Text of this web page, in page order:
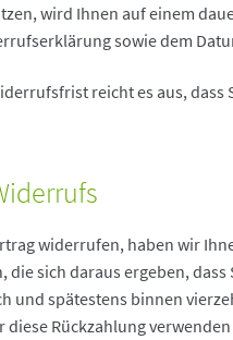
wird Ihnen auf einem
sowie dem
reicht es aus,
widerrufen, haben wir
die sich daraus ergeben,
und spätestens binnen
diese Rückzahlung